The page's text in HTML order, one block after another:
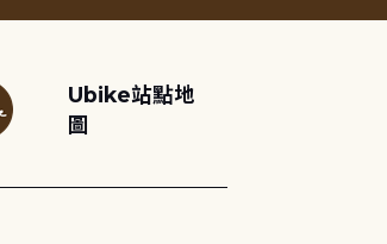
Ubike站點地
圖